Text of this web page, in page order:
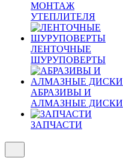
МОНТАЖ
УТЕПЛИТЕЛЯ
ЛЕНТОЧНЫЕ
ШУРУПОВЕРТЫ
АБРАЗИВЫ И
АЛМАЗНЫЕ ДИСКИ
ЗАПЧАСТИ